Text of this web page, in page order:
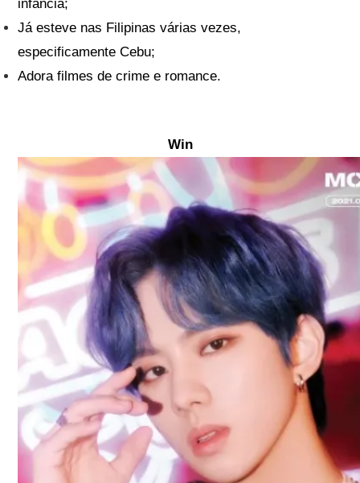
infância;
Já esteve nas Filipinas várias vezes,
especificamente Cebu;
Adora filmes de crime e romance.
Win